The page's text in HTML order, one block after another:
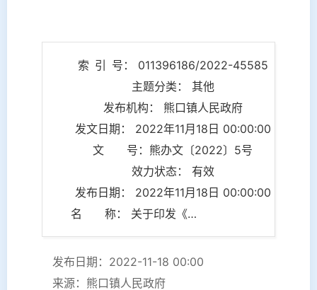
索 引 号： 011396186/2022-45585
主题分类： 其他
发布机构： 熊口镇人民政府
发文日期： 2022年11月18日 00:00:00
文 号：熊办文〔2022〕5号
效力状态： 有效
发布日期： 2022年11月18日 00:00:00
名 称： 关于印发《熊口镇学习宣传贯彻党的二十大精神的工作方案》的通知
发布日期：2022-11-18 00:00
来源：熊口镇人民政府